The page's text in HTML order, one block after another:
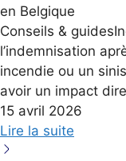
en Belgique
Conseils &
l’indemnisation
incendie ou un
avoir un impact
15 avril 2026
Lire la suite